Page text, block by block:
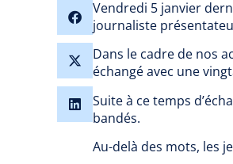
Vendredi 5 janvier
journaliste
Dans le cadre de nos
échangé avec une
Suite à ce temps
bandés.
Au-delà des mots, les